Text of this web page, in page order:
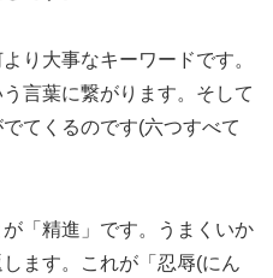
り大事なキーワードです。
言葉に繋がります。そして
てくるのです(六つすべて
「精進」です。うまくいか
ます。これが「忍辱(にん